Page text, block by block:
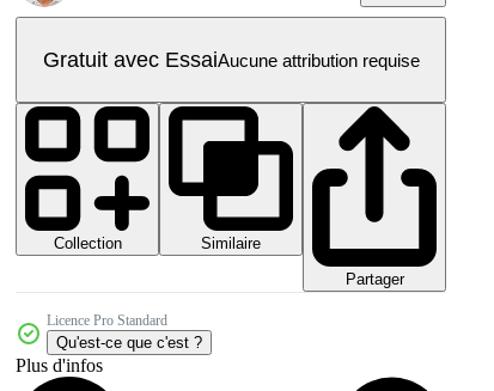
Gratuit avec EssaiAucune attribution requise
Collection
Similaire
Partager
Licence Pro Standard
Qu'est-ce que c'est ?
Plus d'infos